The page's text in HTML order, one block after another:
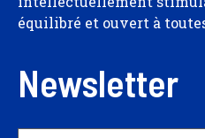
équilibré et ouvert à
Newsletter